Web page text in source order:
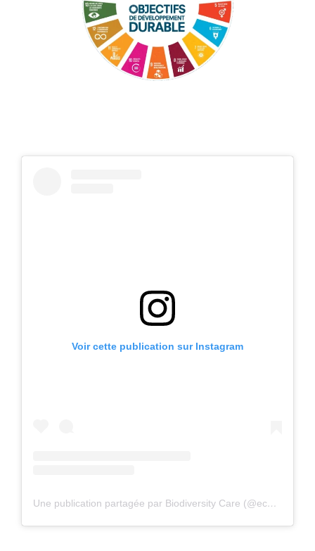
Voir cette publication sur Instagram
Une publication partagée par Biodiversity Care (@eco.volontaire)